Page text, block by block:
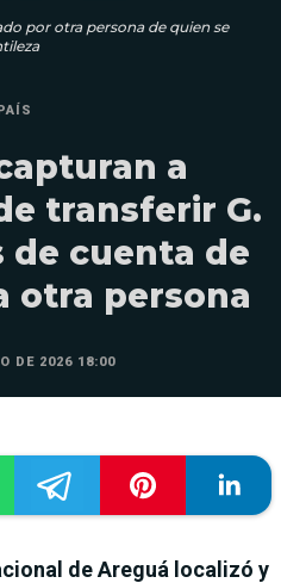
por otra persona de quien se
a
transferir G.
de cuenta de
otra persona
DE 2026 18:00
de Areguá localizó y